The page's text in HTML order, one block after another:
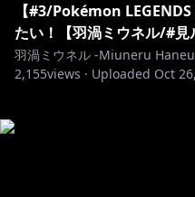
【#3/Pokémon
たい！【羽渦ミウネル/#見
羽渦ミウネル -Miuneru
2,155views · Uploaded Oct